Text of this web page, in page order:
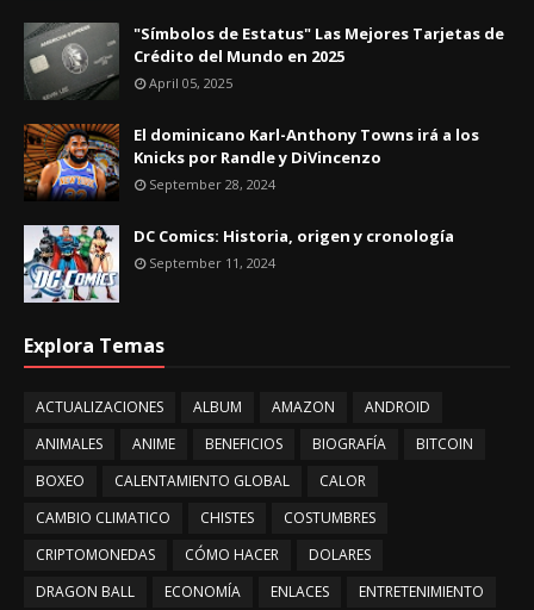
"Símbolos de Estatus" Las Mejores Tarjetas de
Crédito del Mundo en 2025
April 05, 2025
El dominicano Karl-Anthony Towns irá a los
Knicks por Randle y DiVincenzo
September 28, 2024
DC Comics: Historia, origen y cronología
September 11, 2024
Explora Temas
ACTUALIZACIONES ALBUM AMAZON
ANDROID
ANIMALES
ANIME BENEFICIOS BIOGRAFÍA
BITCOIN
BOXEO
CALENTAMIENTO GLOBAL
CALOR
CAMBIO CLIMATICO
CHISTES
COSTUMBRES
CRIPTOMONEDAS
CÓMO HACER
DOLARES
DRAGON BALL
ECONOMÍA ENLACES ENTRETENIMIENTO